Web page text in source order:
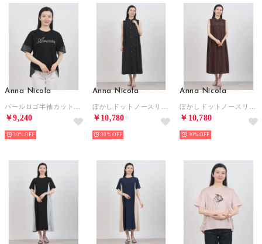
Anna Nicola
￥9,240
30%
Anna Nicola
￥10,780
30%
Anna Nicola
￥10,780
30%